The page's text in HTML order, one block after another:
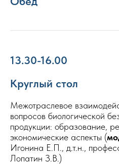
13.30-16.00
Круглый стол
Межотраслевое
вопросов биологической
продукции: образование,
экономические аспекты (
Игонина Е.П., д.т.н.,
Лопатин З.В.)